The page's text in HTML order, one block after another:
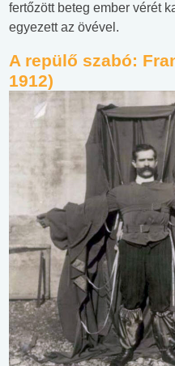
fertőzött beteg ember vérét
egyezett az övével.
A repülő szabó:
1912)